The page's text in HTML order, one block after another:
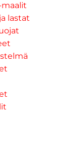
lastat